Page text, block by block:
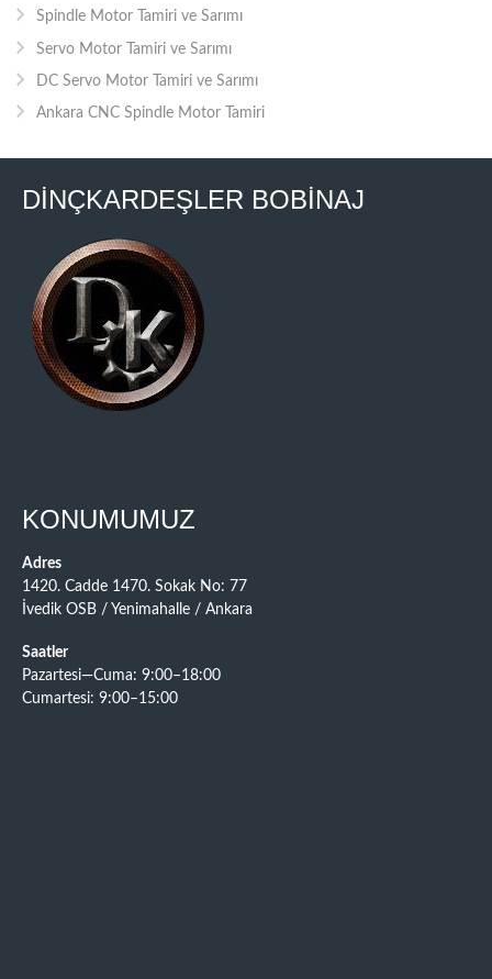
Spindle Motor Tamiri ve Sarımı
Servo Motor Tamiri ve Sarımı
DC Servo Motor Tamiri ve Sarımı
Ankara CNC Spindle Motor Tamiri
DİNÇKARDEŞLER BOBİNAJ
KONUMUMUZ
Adres
1420. Cadde 1470. Sokak No: 77
İvedik OSB / Yenimahalle / Ankara
Saatler
Pazartesi—Cuma: 9:00–18:00
Cumartesi: 9:00–15:00